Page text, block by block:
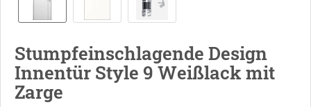
Stumpfeinschlagende Design
Innentür Style 9 Weißlack mit
Zarge